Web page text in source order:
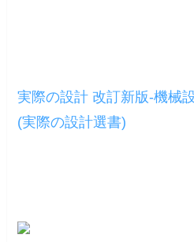
実際の設計 改訂新版-機械
(実際の設計選書)